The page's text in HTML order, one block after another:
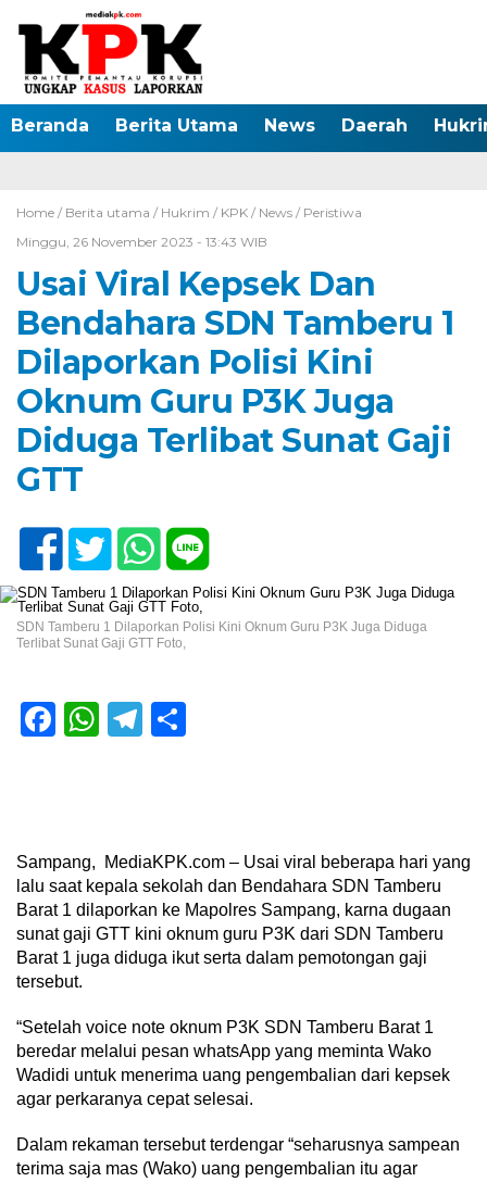
Beranda Berita Utama News Daerah
Home / Berita utama / Hukrim / KPK / News / Peristiwa
Minggu, 26 November 2023 - 13:43 WIB
Usai Viral Kepsek Dan
Bendahara SDN Tamberu 1
Dilaporkan Polisi Kini
Oknum Guru P3K Juga
Diduga Terlibat Sunat Gaji
GTT
SDN Tamberu 1 Dilaporkan Polisi Kini Oknum Guru P3K Juga Diduga
Terlibat Sunat Gaji GTT Foto,
Facebook
WhatsApp
Telegram
Sampang, MediaKPK.com – Usai viral beberapa hari yang
lalu saat kepala sekolah dan Bendahara SDN Tamberu
Barat 1 dilaporkan ke Mapolres Sampang, karna dugaan
sunat gaji GTT kini oknum guru P3K dari SDN Tamberu
Barat 1 juga diduga ikut serta dalam pemotongan gaji
tersebut.
“Setelah voice note oknum P3K SDN Tamberu Barat 1
beredar melalui pesan whatsApp yang meminta Wako
Wadidi untuk menerima uang pengembalian dari kepsek
agar perkaranya cepat selesai.
Dalam rekaman tersebut terdengar “seharusnya sampean
terima saja mas (Wako) uang pengembalian itu agar